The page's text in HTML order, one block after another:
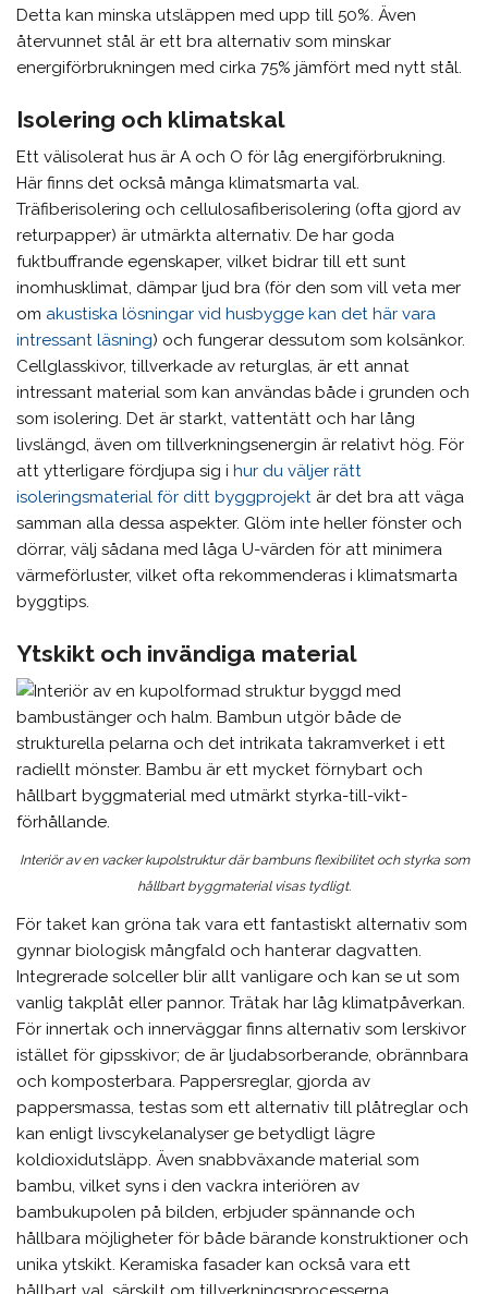
Detta kan minska utsläppen med upp till 50%. Även
återvunnet stål är ett bra alternativ som minskar
energiförbrukningen med cirka 75% jämfört med nytt stål.
Isolering och klimatskal
Ett välisolerat hus är A och O för låg energiförbrukning.
Här finns det också många klimatsmarta val.
Träfiberisolering och cellulosafiberisolering (ofta gjord av
returpapper) är utmärkta alternativ. De har goda
fuktbuffrande egenskaper, vilket bidrar till ett sunt
inomhusklimat, dämpar ljud bra (för den som vill veta mer
om akustiska lösningar vid husbygge kan det här vara
intressant läsning) och fungerar dessutom som kolsänkor.
Cellglasskivor, tillverkade av returglas, är ett annat
intressant material som kan användas både i grunden och
som isolering. Det är starkt, vattentätt och har lång
livslängd, även om tillverkningsenergin är relativt hög. För
att ytterligare fördjupa sig ihur du väljer rätt
isoleringsmaterial för ditt byggprojekt är det bra att väga
samman alla dessa aspekter. Glöm inte heller fönster och
dörrar, välj sådana med låga U-värden för att minimera
värmeförluster, vilket ofta rekommenderas i klimatsmarta
byggtips.
Ytskikt och invändiga material
Interiör av en vacker kupolstruktur där bambuns flexibilitet och styrka som
hållbart byggmaterial visas tydligt.
För taket kan gröna tak vara ett fantastiskt alternativ som
gynnar biologisk mångfald och hanterar dagvatten.
Integrerade solceller blir allt vanligare och kan se ut som
vanlig takplåt eller pannor. Trätak har låg klimatpåverkan.
För innertak och innerväggar finns alternativ som lerskivor
istället för gipsskivor; de är ljudabsorberande, obrännbara
och komposterbara. Pappersreglar, gjorda av
pappersmassa, testas som ett alternativ till plåtreglar och
kan enligt livscykelanalyser ge betydligt lägre
koldioxidutsläpp. Även snabbväxande material som
bambu, vilket syns i den vackra interiören av
bambukupolen på bilden, erbjuder spännande och
hållbara möjligheter för både bärande konstruktioner och
unika ytskikt. Keramiska fasader kan också vara ett